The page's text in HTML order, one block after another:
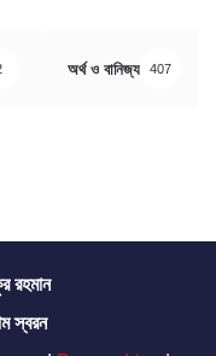
অর্থ ও বানিজ্য 407
রহমান
স্বরন